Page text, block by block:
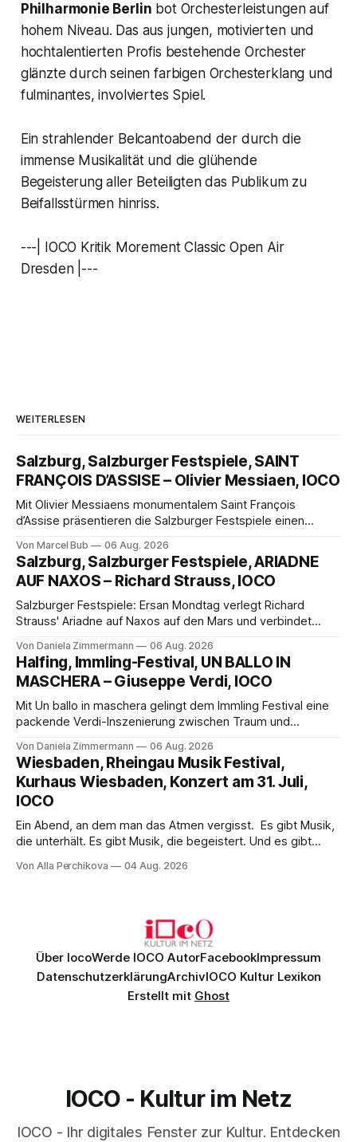
Philharmonie Berlin bot Orchesterleistungen auf
hohem Niveau. Das aus jungen, motivierten und
hochtalentierten Profis bestehende Orchester
glänzte durch seinen farbigen Orchesterklang und
fulminantes, involviertes Spiel.
Ein strahlender Belcantoabend der durch die
immense Musikalität und die glühende
Begeisterung aller Beteiligten das Publikum zu
Beifallsstürmen hinriss.
---| IOCO Kritik Morement Classic Open Air
Dresden |---
WEITERLESEN
Salzburg, Salzburger Festspiele, SAINT
FRANÇOIS D’ASSISE – Olivier Messiaen, IOCO
Mit Olivier Messiaens monumentalem Saint François
d’Assise präsentieren die Salzburger Festspiele einen
eine bildgewaltige Inszenierung, Maxime Pascal entfaltet
die komplexe Partitur eindrucksvoll, Philippe Sly berührt als
Franziskus.
Von Marcel Bub 06 Aug. 2026
Salzburg, Salzburger Festspiele, ARIADNE
AUF NAXOS – Richard Strauss, IOCO
Salzburger Festspiele: Ersan Mondtag verlegt Richard
Strauss' Ariadne auf Naxos auf den Mars und verbindet
Aufführung mit starken Solisten und den Wiener
Philharmonikern, szenisch bleibt der zweite Akt jedoch
hinter den Erwartungen zurück.
Von Daniela Zimmermann 06 Aug. 2026
Halfing, Immling-Festival, UN BALLO IN
MASCHERA – Giuseppe Verdi, IOCO
Mit Un ballo in maschera gelingt dem Immling Festival eine
packende Verdi-Inszenierung zwischen Traum und
psychologische Tiefe mit starken Bildern, getragen von
einem spielfreudigen Ensemble und einer musikalisch
überzeugenden Gesamtleistung.
Von Daniela Zimmermann 06 Aug. 2026
Wiesbaden, Rheingau Musik Festival,
Kurhaus Wiesbaden, Konzert am 31. Juli,
IOCO
Ein Abend, an dem man das Atmen vergisst. Es gibt Musik,
die unterhält. Es gibt Musik, die begeistert. Und es gibt
Genau so war der Abend im Kurhaus Wiesbaden, an dem
Von Alla Perchikova 04 Aug. 2026
Über IocoWerde IOCO AutorFacebookImpressum
DatenschutzerklärungArchivIOCO Kultur Lexikon
Erstellt mit Ghost
IOCO - Kultur im Netz
IOCO - Ihr digitales Fenster zur Kultur. Entdecken